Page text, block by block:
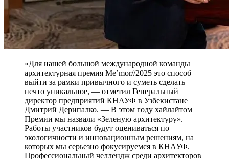
«Для нашей большой международной команды
архитектурная премия Me’mor//2025 это способ
выйти за рамки привычного и суметь сделать
нечто уникальное, — отметил Генеральный
директор предприятий КНАУФ в Узбекистане
Дмитрий Дерипалко. — В этом году хайлайтом
Премии мы назвали «Зеленую архитектуру».
Работы участников будут оцениваться по
экологичности и инновационным решениям, на
которых мы серьезно фокусируемся в КНАУФ.
Профессиональный челлендж среди архитекторов